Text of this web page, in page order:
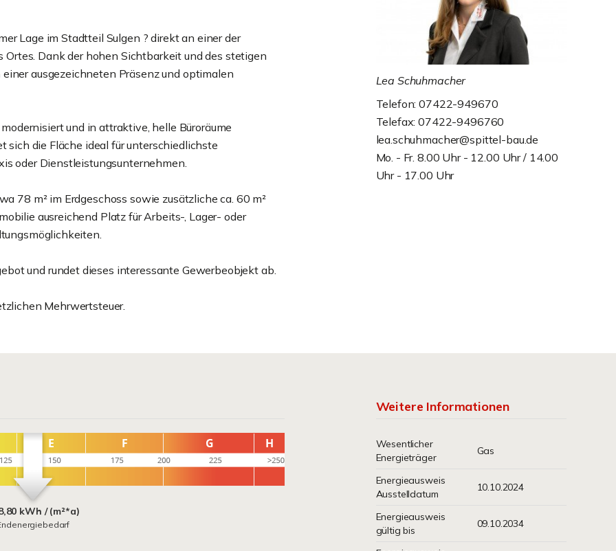
Lage im Stadtteil Sulgen ? direkt an einer der
Dank der hohen Sichtbarkeit und des stetigen
ausgezeichneten Präsenz und optimalen
und in attraktive, helle Büroräume
sich die Fläche ideal für unterschiedlichste
oder Dienstleistungsunternehmen.
78 m² im Erdgeschoss sowie zusätzliche ca. 60 m²
ausreichend Platz für Arbeits-, Lager- oder
und rundet dieses interessante Gewerbeobjekt ab.
Mehrwertsteuer.
Lea Schuhmacher
Telefon: 07422-949670
Telefax: 07422-9496760
lea.schuhmacher@spittel-bau.de
Mo. - Fr. 8.00 Uhr - 12.00 Uhr / 14.00
Uhr - 17.00 Uhr
kWh / (m²*a)
Weitere Informationen
Wesentlicher
Energieträger
Gas
Energieausweis
Ausstelldatum
10.10.2024
Energieausweis
gültig bis
09.10.2034